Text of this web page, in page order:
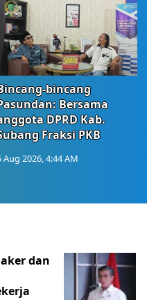
bincang
Bersama
DPRD Kab.
Fraksi PKB
Aug 2026, 4:44 AM
dan